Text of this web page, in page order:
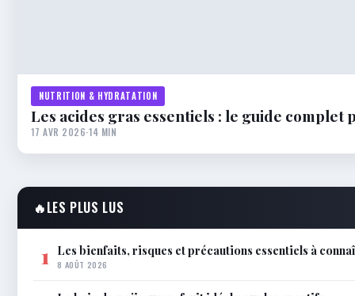
NUTRITION & HYDRATATION
Les acides gras essentiels : le guide
17 AVR 2026·14 MIN
🔥LES PLUS LUS
1 Les bienfaits, risques et précautions essentiels à
8 AOÛT 2026